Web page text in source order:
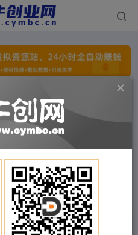
每日收入300+
文字广告火爆招租
文字广告火爆招租
文字广告火爆招租
元起步，日入1000的产